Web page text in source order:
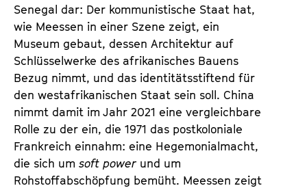
Senegal dar: Der kommunistische Staat hat,
wie Meessen in einer Szene zeigt, ein
Museum gebaut, dessen Architektur auf
Schlüsselwerke des afrikanisches Bauens
Bezug nimmt, und das identitätsstiftend für
den westafrikanischen Staat sein soll. China
nimmt damit im Jahr 2021 eine vergleichbare
Rolle zu der ein, die 1971 das postkoloniale
Frankreich einnahm: eine Hegemonialmacht,
die sich um soft power und um
Rohstoffabschöpfung bemüht. Meessen zeigt